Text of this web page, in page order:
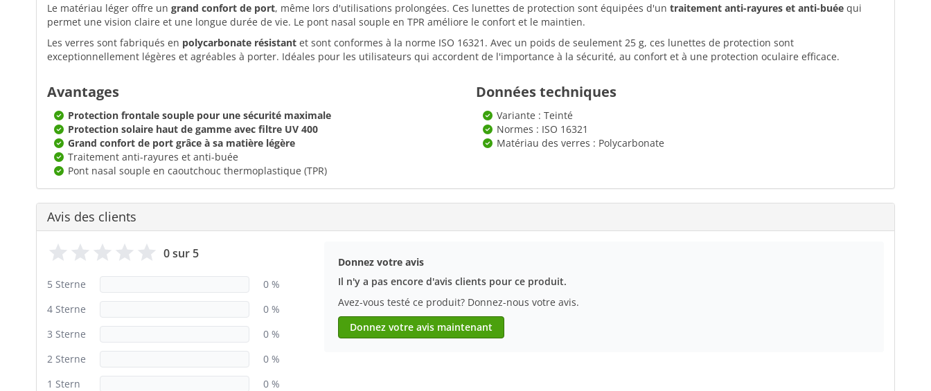
Le matériau léger offre un grand confort de port, même lors d'utilisations prolongées. Ces lunettes de protection sont équipées d'un traitement anti-rayures et anti-buée qui
permet une vision claire et une longue durée de vie. Le pont nasal souple en TPR améliore le confort et le maintien.
Les verres sont fabriqués en polycarbonate résistant et sont conformes à la norme ISO 16321. Avec un poids de seulement 25 g, ces lunettes de protection sont
exceptionnellement légères et agréables à porter. Idéales pour les utilisateurs qui accordent de l'importance à la sécurité, au confort et à une protection oculaire efficace.
Avantages
Protection frontale souple pour une sécurité maximale
Protection solaire haut de gamme avec filtre UV 400
Grand confort de port grâce à sa matière légère
Traitement anti-rayures et anti-buée
Pont nasal souple en caoutchouc thermoplastique (TPR)
Données techniques
Variante : Teinté
Normes : ISO 16321
Matériau des verres : Polycarbonate
Avis des clients
0 sur 5
5 Sterne
0 %
4 Sterne
0 %
3 Sterne
0 %
2 Sterne
0 %
1 Stern
0 %
Donnez votre avis
Il n'y a pas encore d'avis clients pour ce produit.
Avez-vous testé ce produit? Donnez-nous votre avis.
Donnez votre avis maintenant